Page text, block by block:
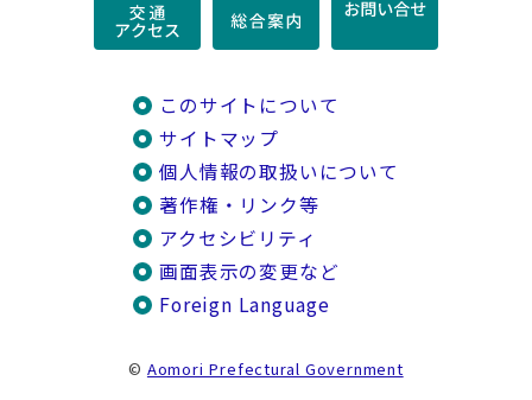
このサイトについて
サイトマップ
個人情報の取扱いについて
著作権・リンク等
アクセシビリティ
画面表示の変更など
Foreign Language
© Aomori Prefectural Government